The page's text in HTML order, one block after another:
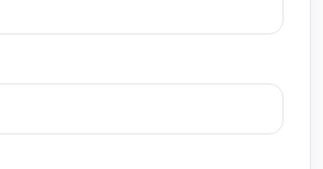
により、平成25年度国立音楽大学卒業演奏
会、レインボウ21 サントリーホール デビュ
デュオ公演を行い、翌年に開催されたONE
東京でソロリサイタルを、2020年二度目のソ